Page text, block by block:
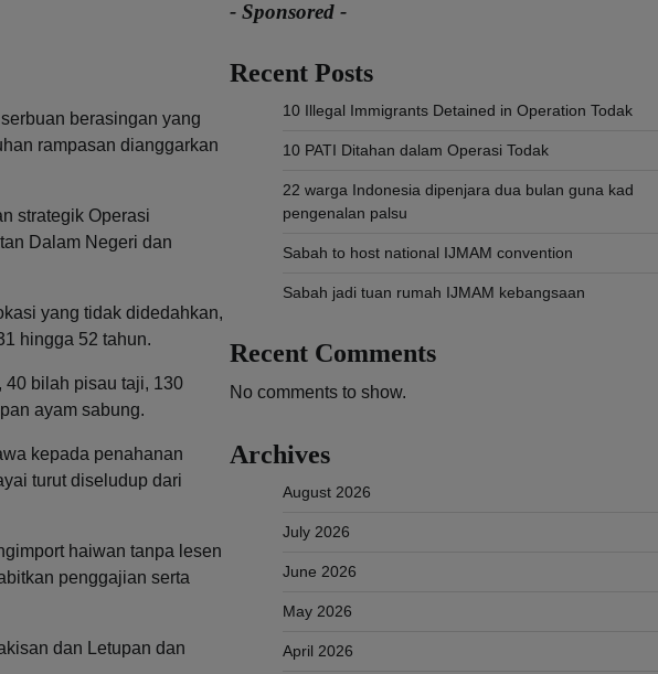
berasingan yang
rampasan dianggarkan
strategik Operasi
Dalam Negeri dan
yang tidak didedahkan,
hingga 52 tahun.
40 bilah pisau taji, 130
ayam sabung.
kepada penahanan
turut diseludup dari
haiwan tanpa lesen
penggajian serta
dan Letupan dan
- Sponsored -
Recent Posts
10 Illegal Immigrants Detained in Operation Todak
10 PATI Ditahan dalam Operasi Todak
22 warga Indonesia dipenjara dua bulan guna kad
pengenalan palsu
Sabah to host national IJMAM convention
Sabah jadi tuan rumah IJMAM kebangsaan
Recent Comments
No comments to show.
Archives
August 2026
July 2026
June 2026
May 2026
April 2026